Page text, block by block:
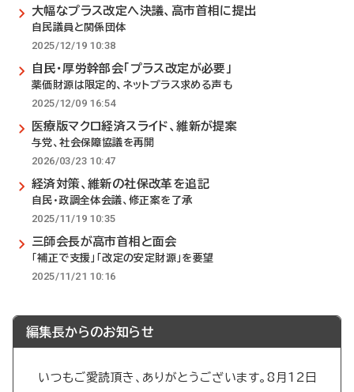
大幅なプラス改定へ決議、高市首相に提出
自民議員と関係団体
2025/12/19 10:38
自民・厚労幹部会「プラス改定が必要」
薬価財源は限定的、ネットプラス求める声も
2025/12/09 16:54
医療版マクロ経済スライド、維新が提案
与党、社会保障協議を再開
2026/03/23 10:47
経済対策、維新の社保改革を追記
自民・政調全体会議、修正案を了承
2025/11/19 10:35
三師会長が高市首相と面会
「補正で支援」「改定の安定財源」を要望
2025/11/21 10:16
編集長からのお知らせ
いつもご愛読頂き、ありがとうございます。8月12日